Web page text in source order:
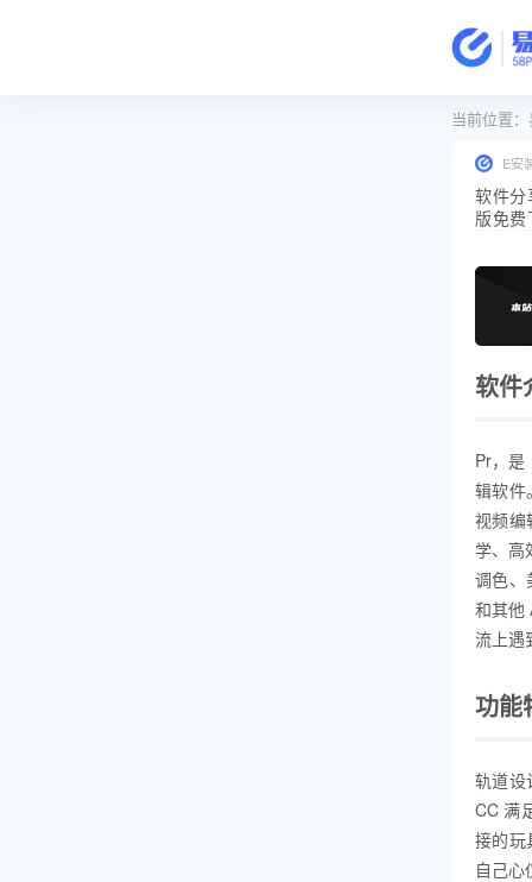
当前位置：
E安
软件
版免
软件
Pr，是
辑软件
视频编
学、高
调色、
和其他
流上遇
功能
轨道设
CC 满
接的玩
自己